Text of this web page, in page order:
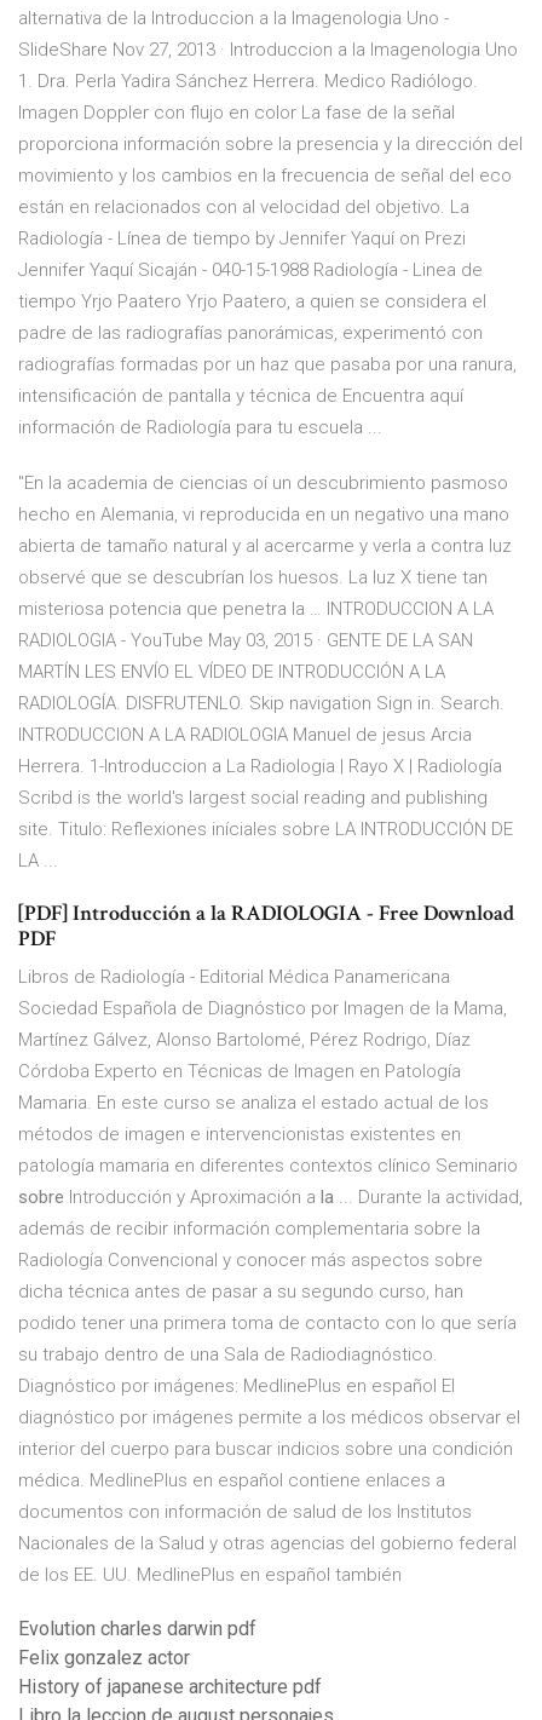
alternativa de la Introduccion a la Imagenologia Uno -
SlideShare Nov 27, 2013 · Introduccion a la Imagenologia Uno
1. Dra. Perla Yadira Sánchez Herrera. Medico Radiólogo.
Imagen Doppler con flujo en color La fase de la señal
proporciona información sobre la presencia y la dirección del
movimiento y los cambios en la frecuencia de señal del eco
están en relacionados con al velocidad del objetivo. La
Radiología - Línea de tiempo by Jennifer Yaquí on Prezi
Jennifer Yaquí Sicaján - 040-15-1988 Radiología - Linea de
tiempo Yrjo Paatero Yrjo Paatero, a quien se considera el
padre de las radiografías panorámicas, experimentó con
radiografías formadas por un haz que pasaba por una ranura,
intensificación de pantalla y técnica de Encuentra aquí
información de Radiología para tu escuela ...
"En la academia de ciencias oí un descubrimiento pasmoso
hecho en Alemania, vi reproducida en un negativo una mano
abierta de tamaño natural y al acercarme y verla a contra luz
observé que se descubrían los huesos. La luz X tiene tan
misteriosa potencia que penetra la … INTRODUCCION A LA
RADIOLOGIA - YouTube May 03, 2015 · GENTE DE LA SAN
MARTÍN LES ENVÍO EL VÍDEO DE INTRODUCCIÓN A LA
RADIOLOGÍA. DISFRUTENLO. Skip navigation Sign in. Search.
INTRODUCCION A LA RADIOLOGIA Manuel de jesus Arcia
Herrera. 1-Introduccion a La Radiologia | Rayo X | Radiología
Scribd is the world's largest social reading and publishing
site. Titulo: Reflexiones iníciales sobre LA INTRODUCCIÓN DE
LA ...
[PDF] Introducción a la RADIOLOGIA - Free Download
PDF
Libros de Radiología - Editorial Médica Panamericana
Sociedad Española de Diagnóstico por Imagen de la Mama,
Martínez Gálvez, Alonso Bartolomé, Pérez Rodrigo, Díaz
Córdoba Experto en Técnicas de Imagen en Patología
Mamaria. En este curso se analiza el estado actual de los
métodos de imagen e intervencionistas existentes en
patología mamaria en diferentes contextos clínico Seminario
sobre Introducción y Aproximación a la ... Durante la actividad,
además de recibir información complementaria sobre la
Radiología Convencional y conocer más aspectos sobre
dicha técnica antes de pasar a su segundo curso, han
podido tener una primera toma de contacto con lo que sería
su trabajo dentro de una Sala de Radiodiagnóstico.
Diagnóstico por imágenes: MedlinePlus en español El
diagnóstico por imágenes permite a los médicos observar el
interior del cuerpo para buscar indicios sobre una condición
médica. MedlinePlus en español contiene enlaces a
documentos con información de salud de los Institutos
Nacionales de la Salud y otras agencias del gobierno federal
de los EE. UU. MedlinePlus en español también
Evolution charles darwin pdf
Felix gonzalez actor
History of japanese architecture pdf